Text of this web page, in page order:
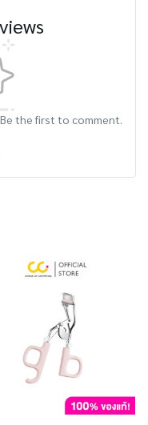
the first to comment.